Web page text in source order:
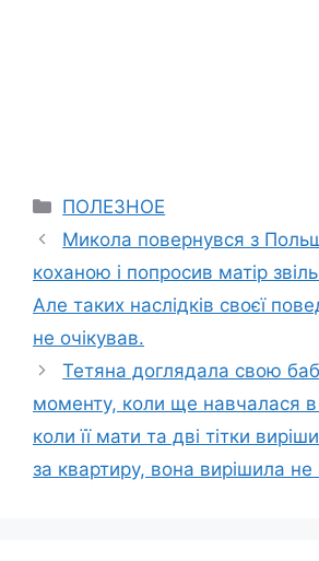
Categories
ПОЛЕЗНОЕ
Микола повернувся з
коханою і попросив матір
Але таких наслідків своєї
не очікував.
Тетяна доглядала свою
моменту, коли ще навчалася
коли її мати та дві тітки
за квартиру, вона вирішила не